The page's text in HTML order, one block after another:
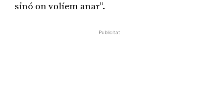
sinó on volíem anar”.
Publicitat